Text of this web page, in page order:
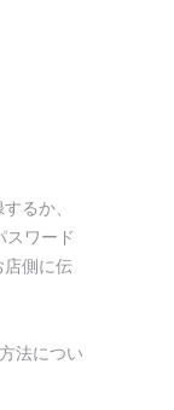
るか、
スワード
店側に伝
法につい